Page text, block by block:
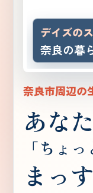
デイズの
奈良の暮
奈良市周辺の
あな
「ちょ
まっ